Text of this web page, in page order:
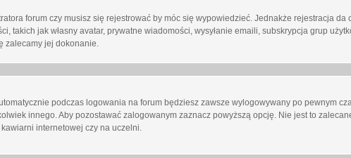
forum czy musisz się rejestrować by móc się wypowiedzieć. Jednakże rejestracja da
takich jak własny avatar, prywatne wiadomości, wysyłanie emaili, subskrypcja grup
zalecamy jej dokonanie.
podczas logowania na forum będziesz zawsze wylogowywany po pewnym
innego. Aby pozostawać zalogowanym zaznacz powyższą opcję. Nie jest to
internetowej czy na uczelni.